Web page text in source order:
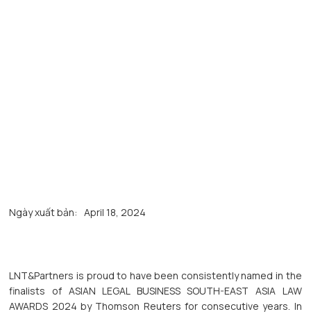
Ngày xuất bản: April 18, 2024
LNT&Partners is proud to have been consistently named in the
finalists of ASIAN LEGAL BUSINESS SOUTH-EAST ASIA LAW
AWARDS 2024 by Thomson Reuters for consecutive years. In